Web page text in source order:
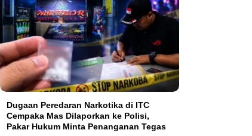
Dugaan Peredaran Narkotika di ITC
Cempaka Mas Dilaporkan ke Polisi,
Pakar Hukum Minta Penanganan Tegas